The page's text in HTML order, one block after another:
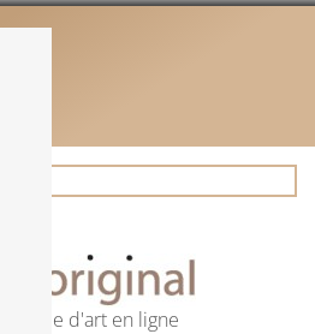
librairie d'art en ligne